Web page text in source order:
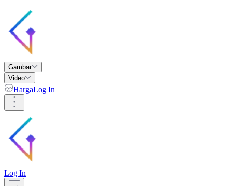
Gambar
Video
HargaLog In
Log In